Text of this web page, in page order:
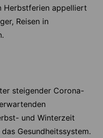
Herbstferien appelliert
Reisen in
steigender Corona-
und Winterzeit
Gesundheitssystem.